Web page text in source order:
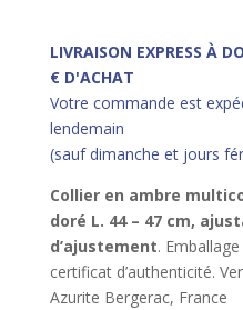
LIVRAISON EXPRESS À
€ D'ACHAT
Votre commande est
lendemain
(sauf dimanche et jours
Collier en ambre
doré L. 44 – 47 cm,
d’ajustement.
certificat d’authenticité.
Azurite Bergerac, France